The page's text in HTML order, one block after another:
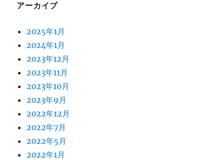
アーカイブ
2025年1月
2024年1月
2023年12月
2023年11月
2023年10月
2023年9月
2022年12月
2022年7月
2022年5月
2022年1月